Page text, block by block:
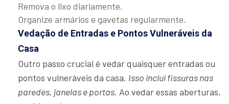
Remova o lixo diariamente.
Organize armários e gavetas regularmente.
Vedação de Entradas e Pontos Vulneráveis da
Casa
Outro passo crucial é vedar quaisquer entradas ou
pontos vulneráveis da casa. Isso inclui fissuras nas
paredes, janelas e portas. Ao vedar essas aberturas,